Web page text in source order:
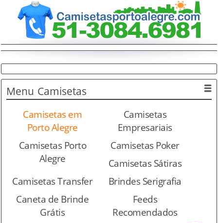
Menu Camisetas
Camisetas em
Porto Alegre
Camisetas
Empresariais
Camisetas Porto
Alegre
Camisetas Poker
Camisetas Sátiras
Camisetas Transfer
Brindes Serigrafia
Caneta de Brinde
Grátis
Feeds
Recomendados